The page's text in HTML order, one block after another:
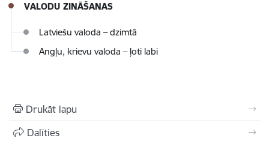
VALODU ZINĀŠANAS
Latviešu valoda – dzimtā
Angļu, krievu valoda – ļoti labi
Drukāt lapu
Dalīties